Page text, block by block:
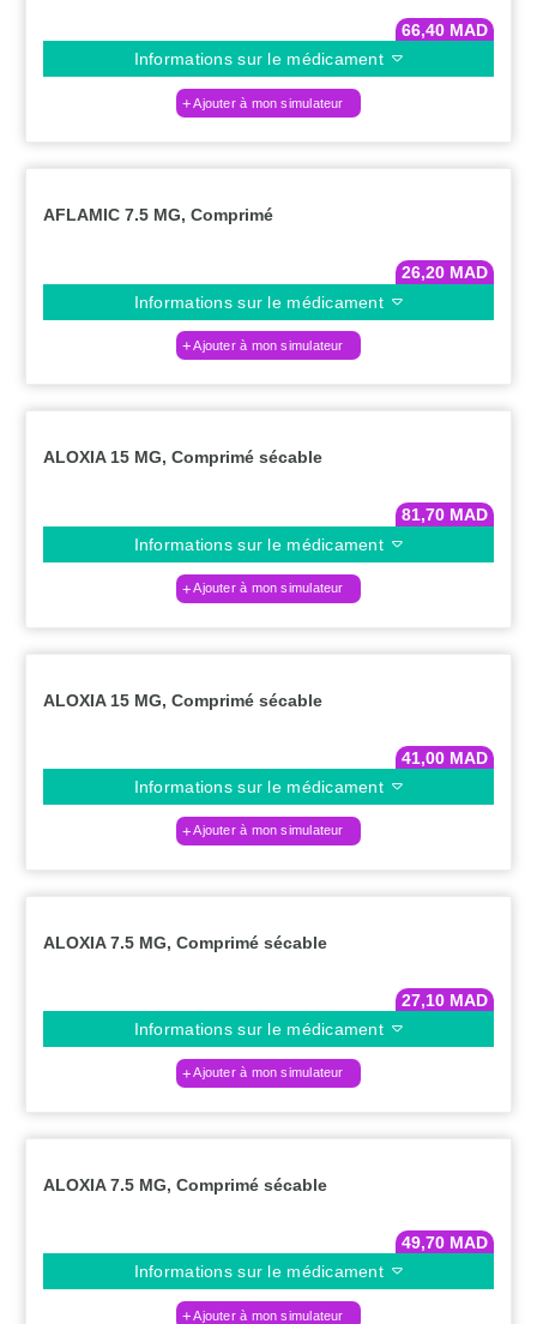
66,40 MAD
Informations sur le médicament
Ajouter à mon simulateur
AFLAMIC 7.5 MG, Comprimé
26,20 MAD
Informations sur le médicament
Ajouter à mon simulateur
ALOXIA 15 MG, Comprimé sécable
81,70 MAD
Informations sur le médicament
Ajouter à mon simulateur
ALOXIA 15 MG, Comprimé sécable
41,00 MAD
Informations sur le médicament
Ajouter à mon simulateur
ALOXIA 7.5 MG, Comprimé sécable
27,10 MAD
Informations sur le médicament
Ajouter à mon simulateur
ALOXIA 7.5 MG, Comprimé sécable
49,70 MAD
Informations sur le médicament
Ajouter à mon simulateur